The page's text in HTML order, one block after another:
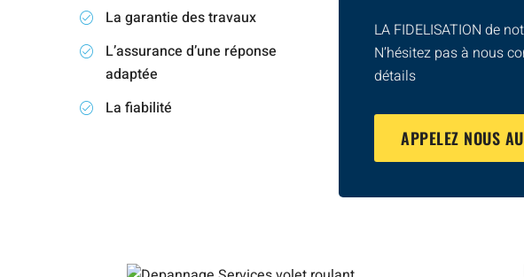
La garantie des travaux
L’assurance d’une réponse
adaptée
La fiabilité
LA FIDELISATION de
N’hésitez pas à nous
détails
APPELEZ NOUS AU